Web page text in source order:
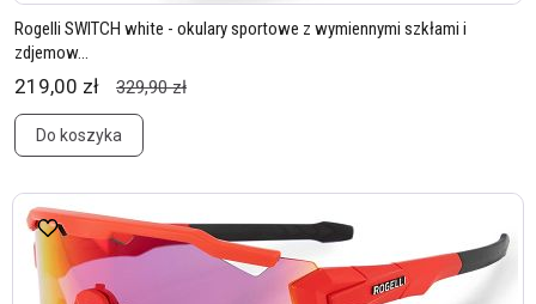
Rogelli SWITCH white - okulary sportowe z wymiennymi szkłami i
zdjemow...
219,00 zł 329,90 zł
Do koszyka